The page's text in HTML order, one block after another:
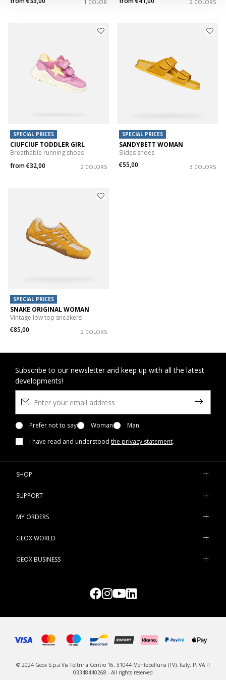
1 COLOR 2 COLORS
SPECIAL PRICES
CIUFCIUF TODDLER GIRL
Breathable running shoes
from€32,00 2 COLORS
SPECIAL PRICES
SANDYBETT WOMAN
Slides shoes
€55,00
3 COLORS
SPECIAL PRICES
SNAKE ORIGINAL WOMAN
Vintage low top sneakers
€85,00
2 COLORS
Subscribe to our newsletter and keep up with all the latest
developments!
Prefer not to say Woman
Man
I have read and understood the privacy statement.
SHOP
SUPPORT
MY ORDERS
GEOX WORLD
GEOX BUSINESS
© 2024 Geox S.p.a Via Feltrina Centro 16, 31044 Montebelluna (TV), Italy, P.IVA IT
03348440268 - All rights reserved